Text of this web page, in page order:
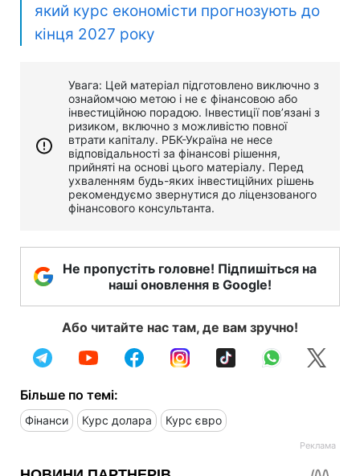
який курс економісти прогнозують до
кінця 2027 року
Увага: Цей матеріал підготовлено виключно з
ознайомчою метою і не є фінансовою або
інвестиційною порадою. Інвестиції пов’язані з
ризиком, включно з можливістю повної
втрати капіталу. РБК-Україна не несе
відповідальності за фінансові рішення,
прийняті на основі цього матеріалу. Перед
ухваленням будь-яких інвестиційних рішень
рекомендуємо звернутися до ліцензованого
фінансового консультанта.
Не пропустіть головне! Підпишіться на
наші оновлення в Google!
Або читайте нас там, де вам зручно!
Більше по темі:
Фінанси Курс долара Курс євро